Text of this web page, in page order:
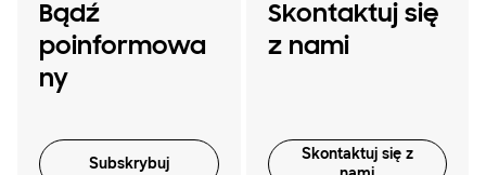
Bądź
poinformowa
ny
Subskrybuj
Skontaktuj się
z nami
Skontaktuj się z